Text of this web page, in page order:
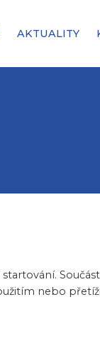
AKTUALITY
nebo